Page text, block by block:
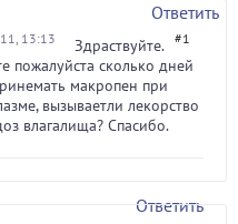
Ответить
13:13 #1
Здраствуйте.
пожалуйста сколько дней
макропен при
вызываетли лекорство
влагалища? Спасибо.
Ответить